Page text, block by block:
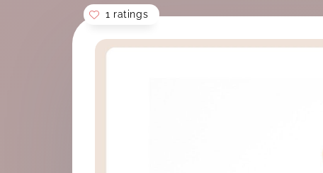
Soon you will learn more about me here...
1 ratings